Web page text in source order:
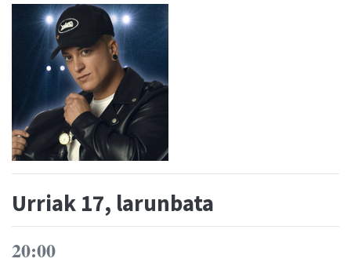
Urriak 17, larunbata
20:00